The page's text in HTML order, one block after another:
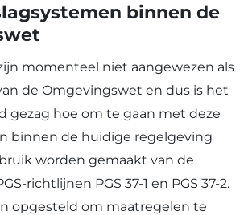
binnen de
momenteel niet aangewezen als
de Omgevingswet en dus is het
gezag hoe om te gaan met deze
binnen de huidige regelgeving
worden gemaakt van de
richtlijnen PGS 37-1 en PGS 37-2.
opgesteld om maatregelen te